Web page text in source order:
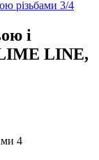
і
LINE,
4